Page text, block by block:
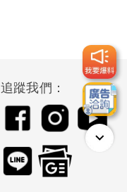
追蹤我們：